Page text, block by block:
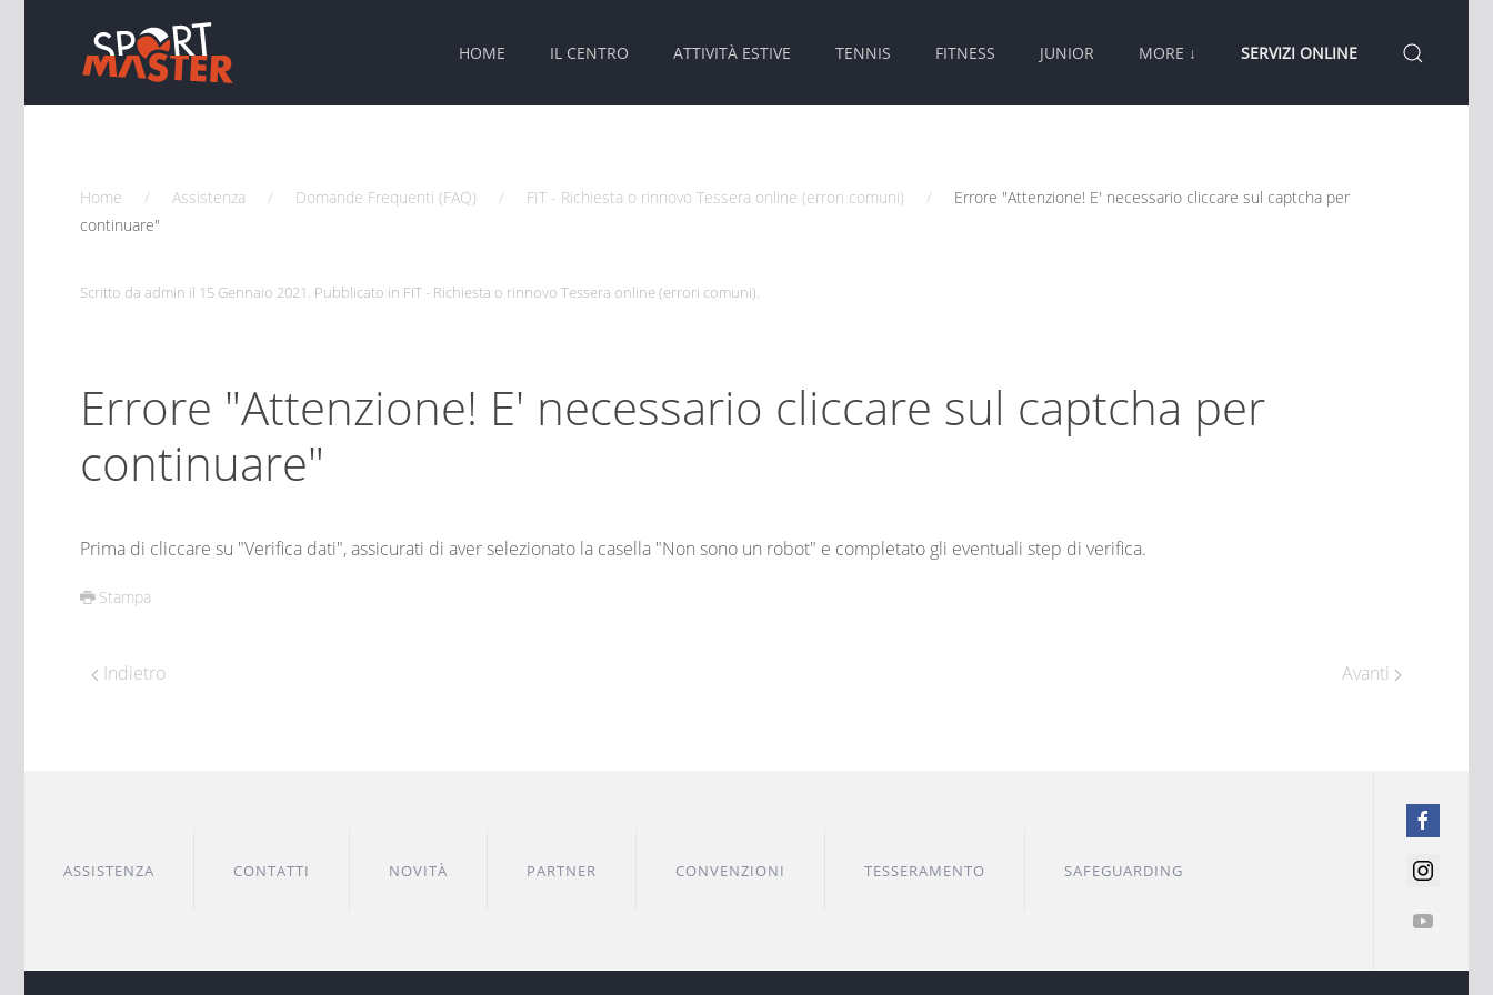
HOME IL CENTRO ATTIVITÀ ESTIVE TENNIS FITNESS JUNIOR MORE ↓ SERVIZI ONLINE
Home Assistenza Domande Frequenti (FAQ) FIT - Richiesta o rinnovo Tessera online (errori comuni)
Errore "Attenzione! E' necessario cliccare sul captcha per
continuare"
Scritto da admin il 15 Gennaio 2021. Pubblicato in FIT - Richiesta o rinnovo Tessera online (errori comuni).
Errore "Attenzione! E' necessario cliccare sul captcha per
continuare"
Prima di cliccare su "Verifica dati", assicurati di aver selezionato la casella "Non sono un robot" e completato gli eventuali step di verifica.
Stampa
Indietro Avanti
ASSISTENZA CONTATTI NOVITÀ PARTNER CONVENZIONI TESSERAMENTO SAFEGUARDING